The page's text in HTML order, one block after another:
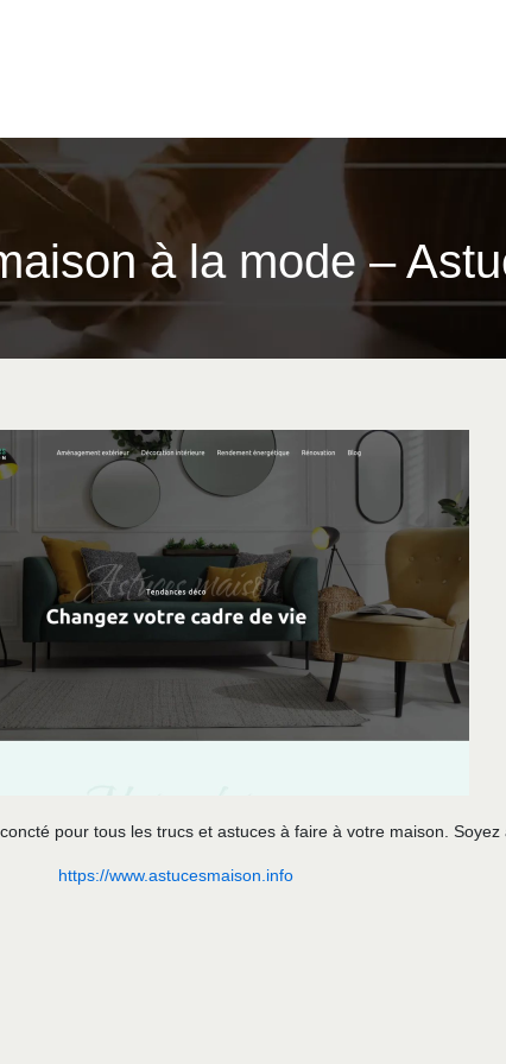
à la mode –
pour tous les trucs et astuces à faire à votre maison.
https://www.astucesmaison.info